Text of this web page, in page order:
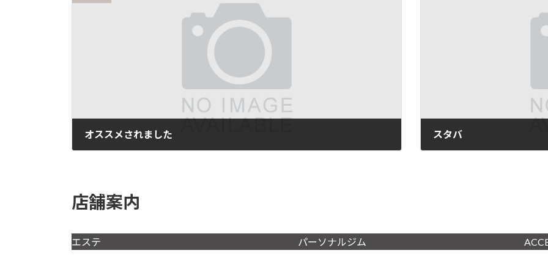
オススメされました スタバ
店舗案内
エステ パーソナルジム